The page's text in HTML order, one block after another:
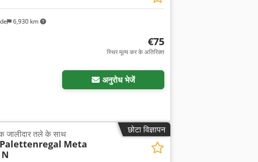
6,930 km
€75
स्थिर मूल्य कर के अतिरिक्त
अनुरोध भेजें
छोटा विज्ञापन
जालीदार तले के साथ
Meta